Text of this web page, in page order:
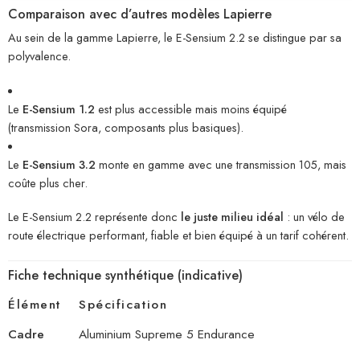
Comparaison avec d’autres modèles Lapierre
Au sein de la gamme Lapierre, le E-Sensium 2.2 se distingue par sa
polyvalence.
Le E-Sensium 1.2 est plus accessible mais moins équipé
(transmission Sora, composants plus basiques).
Le E-Sensium 3.2 monte en gamme avec une transmission 105, mais
coûte plus cher.
Le E-Sensium 2.2 représente donc le juste milieu idéal : un vélo de
route électrique performant, fiable et bien équipé à un tarif cohérent.
Fiche technique synthétique (indicative)
Élément
Spécification
Cadre
Aluminium Supreme 5 Endurance